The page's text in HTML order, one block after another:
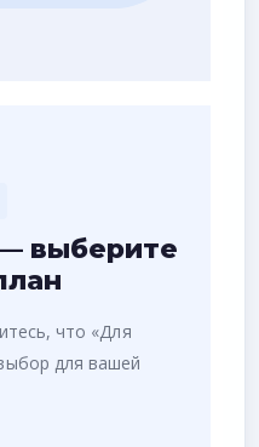
выберите
что «Для
для вашей